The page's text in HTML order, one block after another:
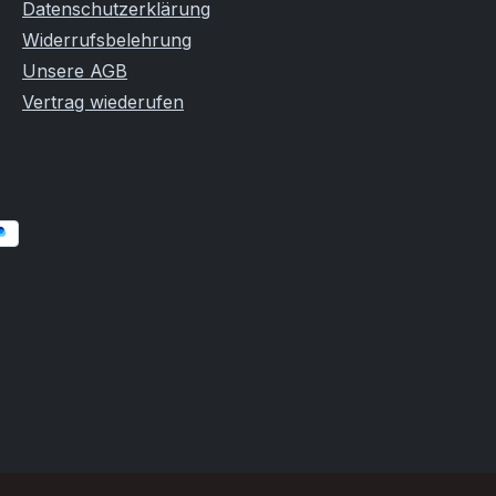
Datenschutzerklärung
Widerrufsbelehrung
Unsere AGB
Vertrag wiederufen